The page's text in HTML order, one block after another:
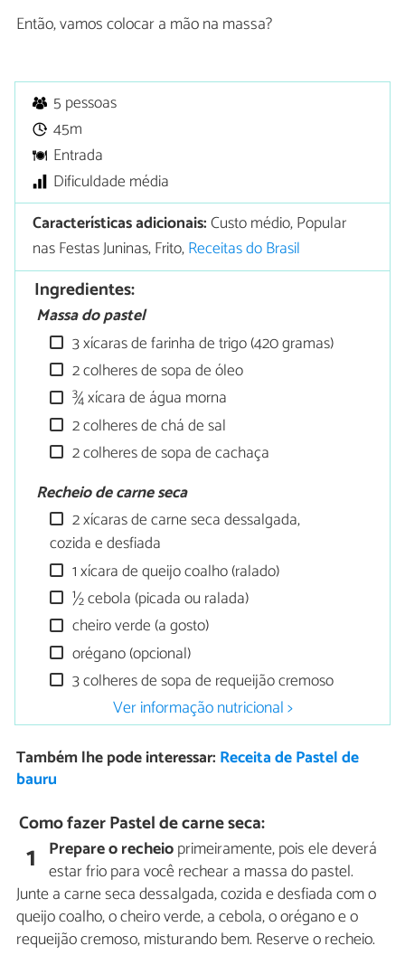
Então, vamos colocar a mão na massa?
5 pessoas
45m
Entrada
Dificuldade média
Características adicionais:Custo médio, Popular
nas Festas Juninas, Frito,Receitas do Brasil
Ingredientes:
Massa do pastel
3 xícaras de farinha de trigo (420 gramas)
2 colheres de sopa de óleo
¾ xícara de água morna
2 colheres de chá de sal
2 colheres de sopa de cachaça
Recheio de carne seca
2 xícaras de carne seca dessalgada,
cozida e desfiada
1 xícara de queijo coalho (ralado)
½ cebola (picada ou ralada)
cheiro verde (a gosto)
orégano (opcional)
3 colheres de sopa de requeijão cremoso
Ver informação nutricional >
Também lhe pode interessar: Receita de Pastel de
bauru
Como fazer Pastel de carne seca:
1 Prepare o recheioprimeiramente, pois ele deverá
estar frio para você rechear a massa do pastel.
Junte a carne seca dessalgada, cozida e desfiada com o
queijo coalho, o cheiro verde, a cebola, o orégano e o
requeijão cremoso, misturando bem. Reserve o recheio.